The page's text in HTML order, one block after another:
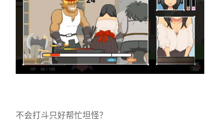
不会打斗只好帮忙坦怪？